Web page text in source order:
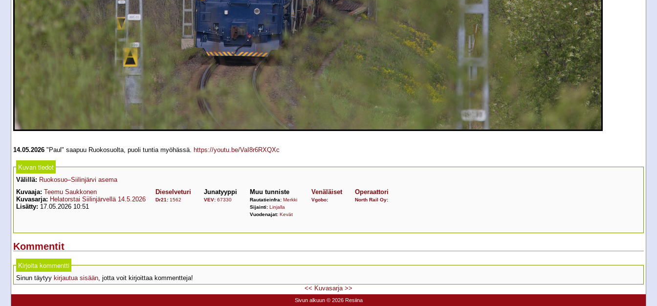
14.05.2026 "Paul" saapuu Ruokosuolta, puoli tuntia myöhässä. https://youtu.be/VaI8r6RXQXc
Kuvan tiedot
Välillä: Ruokosuo–Siilinjärvi asema
Kuvaaja: Teemu Saukkonen
Kuvasarja: Helatorstai Siilinjärvellä 14.5.2026
Lisätty: 17.05.2026 10:51
Dieselveturi
Dr21 : 1562
Junatyyppi
VEV: 67330
Muu tunniste
Rautatieinfra: Merkki
Sijainti: Linjalla
Vuodenajat: Kevät
Venäläiset
Vgobo:
Operaattori
North Rail Oy:
Kommentit
Kirjoita kommentti
Sinun täytyy kirjautua sisään, jotta voit kirjoittaa kommentteja!
<< Kuvasarja >>
Sivun alkuun © 2026 Resiina